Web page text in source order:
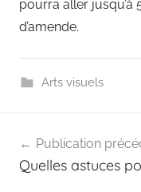
pourra aller jusqu’à
d’amende.
Arts visuels
de
Publication
Quelles astuces